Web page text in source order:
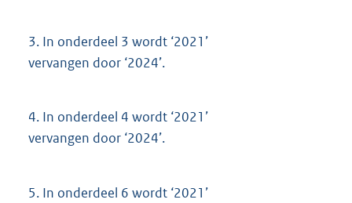
3. In onderdeel 3 wordt ‘2021’
vervangen door ‘2024’.
4. In onderdeel 4 wordt ‘2021’
vervangen door ‘2024’.
5. In onderdeel 6 wordt ‘2021’